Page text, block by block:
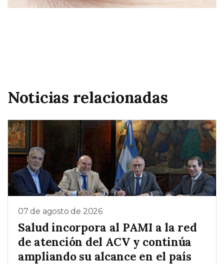
Noticias relacionadas
07 de agosto de 2026
Salud incorpora al PAMI a la red
de atención del ACV y continúa
ampliando su alcance en el país